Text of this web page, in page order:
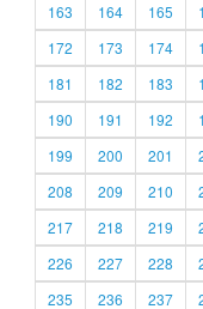
163
164 165
172
173 174
181
182 183
190
191 192
199
200 201
208
209 210
217
218 219
226
227 228
235
236 237